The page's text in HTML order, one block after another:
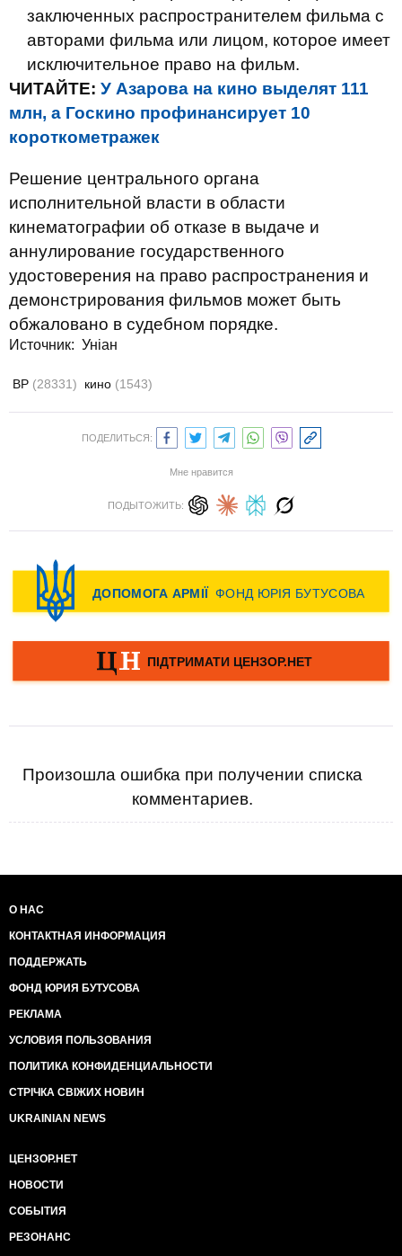
заключенных распространителем фильма с
авторами фильма или лицом, которое имеет
исключительное право на фильм.
ЧИТАЙТЕ: У Азарова на кино выделят 111
млн, а Госкино профинансирует 10
короткометражек
Решение центрального органа
исполнительной власти в области
кинематографии об отказе в выдаче и
аннулирование государственного
удостоверения на право распространения и
демонстрирования фильмов может быть
обжаловано в судебном порядке.
Источник: Уніан
ВР (28331) кино (1543)
ПОДЕЛИТЬСЯ:
Мне нравится
ПОДЫТОЖИТЬ:
Произошла ошибка при получении списка
комментариев.
О НАС
КОНТАКТНАЯ ИНФОРМАЦИЯ
ПОДДЕРЖАТЬ
ФОНД ЮРИЯ БУТУСОВА
РЕКЛАМА
УСЛОВИЯ ПОЛЬЗОВАНИЯ
ПОЛИТИКА КОНФИДЕНЦИАЛЬНОСТИ
СТРІЧКА СВІЖИХ НОВИН
UKRAINIAN NEWS
ЦЕНЗОР.НЕТ
НОВОСТИ
СОБЫТИЯ
РЕЗОНАНС